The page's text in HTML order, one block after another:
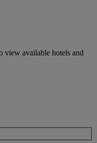
view available hotels and